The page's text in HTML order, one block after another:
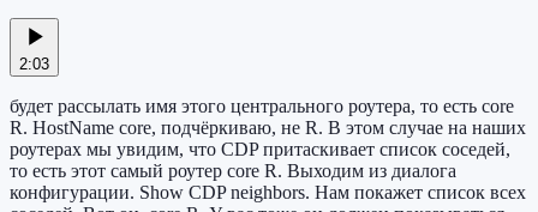
2:03
будет рассылать имя этого центрального роутера, то есть core
R. HostName core, подчёркиваю, не R. В этом случае на наших
роутерах мы увидим, что CDP притаскивает список соседей,
то есть этот самый роутер core R. Выходим из диалога
конфигурации. Show CDP neighbors. Нам покажет список всех